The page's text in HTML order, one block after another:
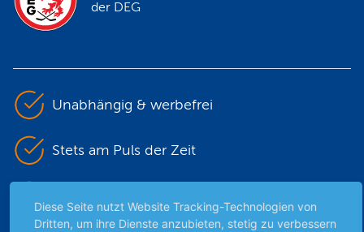
der DEG
Unabhängig & werbefrei
Stets am Puls der Zeit
Diese Seite nutzt Website Tracking-Technologien von
Dritten, um ihre Dienste anzubieten, stetig zu verbessern